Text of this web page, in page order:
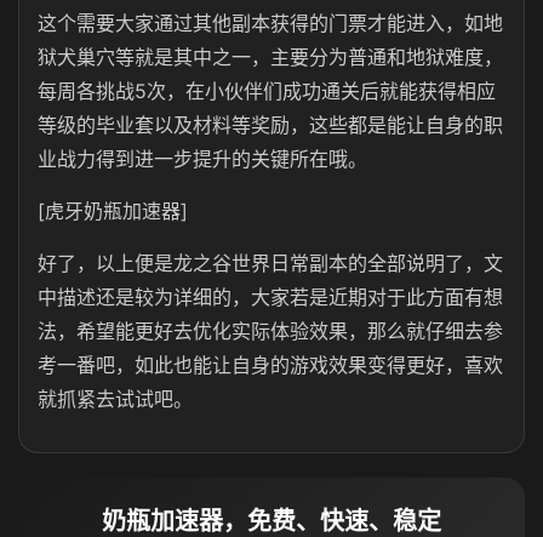
这个需要大家通过其他副本获得的门票才能进入，如地
狱犬巢穴等就是其中之一，主要分为普通和地狱难度，
每周各挑战5次，在小伙伴们成功通关后就能获得相应
等级的毕业套以及材料等奖励，这些都是能让自身的职
业战力得到进一步提升的关键所在哦。
[虎牙奶瓶加速器]
好了，以上便是龙之谷世界日常副本的全部说明了，文
中描述还是较为详细的，大家若是近期对于此方面有想
法，希望能更好去优化实际体验效果，那么就仔细去参
考一番吧，如此也能让自身的游戏效果变得更好，喜欢
就抓紧去试试吧。
奶瓶加速器，免费、快速、稳定